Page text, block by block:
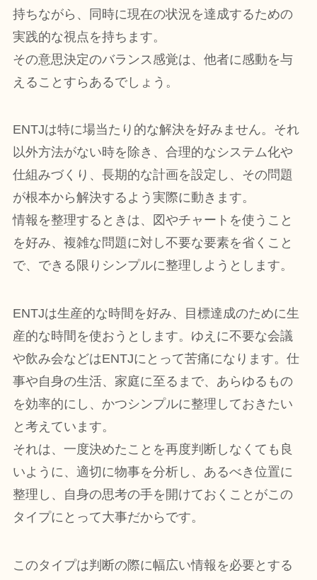
持ちながら、同時に現在の状況を達成するための
実践的な視点を持ちます。
その意思決定のバランス感覚は、他者に感動を与
えることすらあるでしょう。
ENTJは特に場当たり的な解決を好みません。それ
以外方法がない時を除き、合理的なシステム化や
仕組みづくり、長期的な計画を設定し、その問題
が根本から解決するよう実際に動きます。
情報を整理するときは、図やチャートを使うこと
を好み、複雑な問題に対し不要な要素を省くこと
で、できる限りシンプルに整理しようとします。
ENTJは生産的な時間を好み、目標達成のために生
産的な時間を使おうとします。ゆえに不要な会議
や飲み会などはENTJにとって苦痛になります。仕
事や自身の生活、家庭に至るまで、あらゆるもの
を効率的にし、かつシンプルに整理しておきたい
と考えています。
それは、一度決めたことを再度判断しなくても良
いように、適切に物事を分析し、あるべき位置に
整理し、自身の思考の手を開けておくことがこの
タイプにとって大事だからです。
このタイプは判断の際に幅広い情報を必要とする